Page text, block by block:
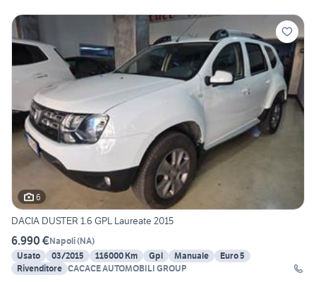
6
DACIA DUSTER 1.6 GPL Laureate 2015
6.990 €Napoli(NA)
Usato
03/2015 116000 Km Gpl Manuale
Euro 5
Rivenditore CACACE AUTOMOBILI GROUP